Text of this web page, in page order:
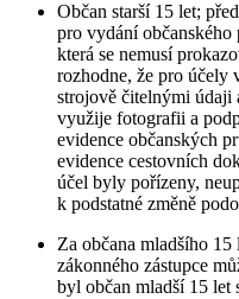
Občan starší 15 let;
pro vydání
která se nemusí
rozhodne, že pro účely
strojově čitelnými údaji
využije fotografii a
evidence občanských
evidence cestovních
účel byly pořízeny,
k podstatné změně
Za občana mladšího
zákonného zástupce
byl občan mladší 15 let